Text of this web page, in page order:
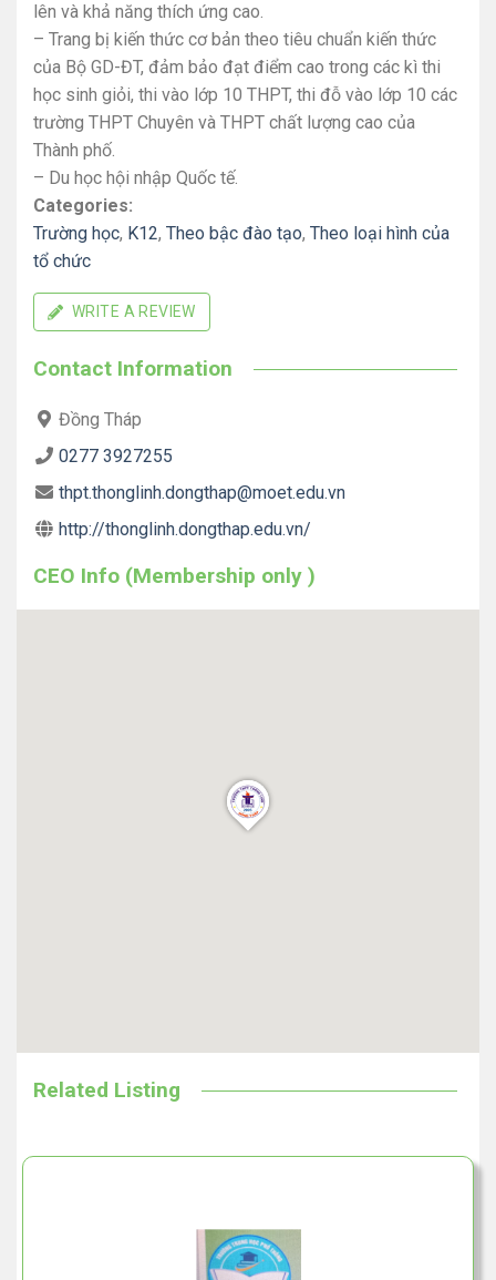
lên và khả năng thích ứng cao.
– Trang bị kiến thức cơ bản theo tiêu chuẩn kiến thức
của Bộ GD-ĐT, đảm bảo đạt điểm cao trong các kì thi
học sinh giỏi, thi vào lớp 10 THPT, thi đỗ vào lớp 10 các
trường THPT Chuyên và THPT chất lượng cao của
Thành phố.
– Du học hội nhập Quốc tế.
Categories:
Trường học, K12, Theo bậc đào tạo, Theo loại hình của
tổ chức
WRITE A REVIEW
Contact Information
Đồng Tháp
0277 3927255
thpt.thonglinh.dongthap@moet.edu.vn
http://thonglinh.dongthap.edu.vn/
CEO Info (Membership only )
Related Listing